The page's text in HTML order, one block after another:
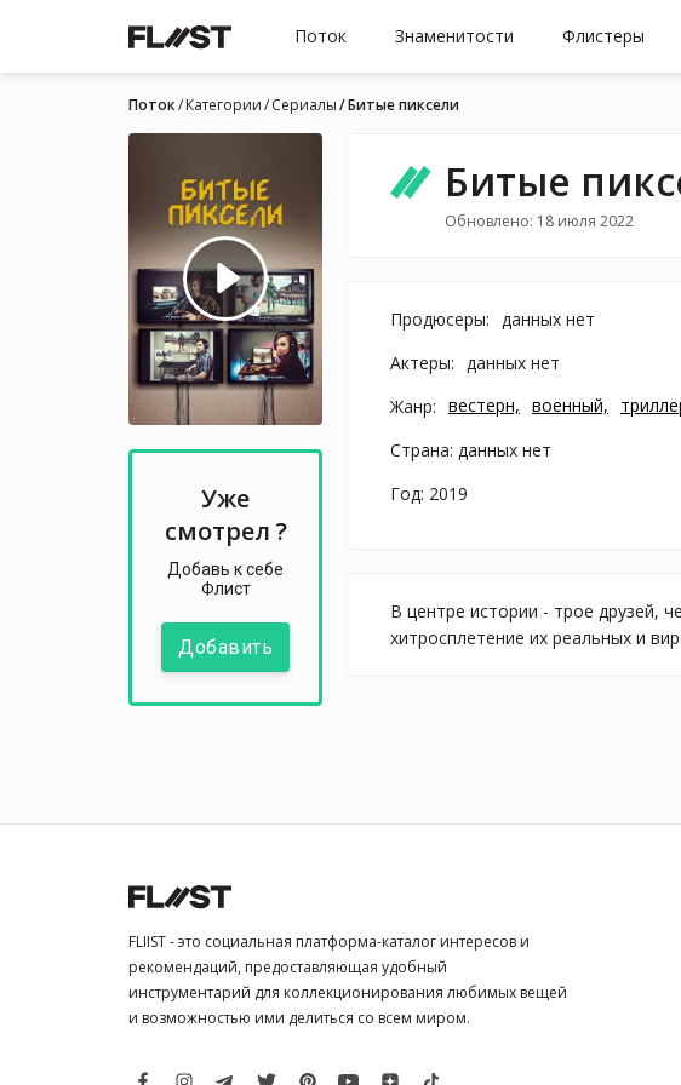
Поток Знаменитости Флистеры
Поток Категории Cериалы Битые пиксели
Уже
смотрел ?
Добавь к себе
Флист
Добавить
Битые
Обновлено: 18 июля 2022
Продюсеры:
данных нет
Актеры:
данных нет
Жанр: вестерн, военный,
Страна: данных нет
Год: 2019
В центре истории - трое друзей,
хитросплетение их реальных и
FLIIST - это социальная платформа-каталог интересов и
рекомендаций, предоставляющая удобный
инструментарий для коллекционирования любимых вещей
и возможностью ими делиться со всем миром.